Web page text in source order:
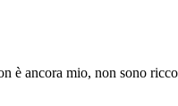
è ancora mio, non sono